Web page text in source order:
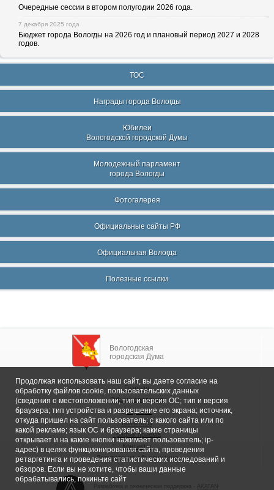
Очередные сессии в втором полугодии 2026 года.
7 декабря 2025 года
Бюджет города Вологды на 2026 год и плановый период 2027 и 2028
годов.
ТОС
Награды города Вологды
Юбилеи
Вологодской городской Думы
Молодежный парламент
города Вологды
Фотогалерея
Официальные сайты РФ
Официальная Вологда
Полезные ссылки
Вологодская
городская Дума
Главная
Общие сведения
Депутаты
Комитеты
График приема
Контакты
Депутатские объединения
Продолжая использовать наш сайт, вы даете согласие на
обработку файлов cookie, пользовательских данных
(сведения о местоположении; тип и версия ОС; тип и версия
браузера; тип устройства и разрешение его экрана; источник,
откуда пришел на сайт пользователь; с какого сайта или по
какой рекламе; язык ОС и браузера; какие страницы
открывает и на какие кнопки нажимает пользователь; ip-
адрес) в целях функционирования сайта, проведения
ретаргетинга и проведения статистических исследований и
обзоров. Если вы не хотите, чтобы ваши данные
обрабатывались, покиньте сайт